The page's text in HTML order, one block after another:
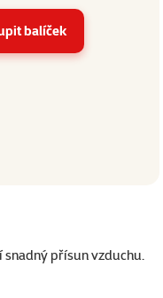
balíček
snadný přísun vzduchu.